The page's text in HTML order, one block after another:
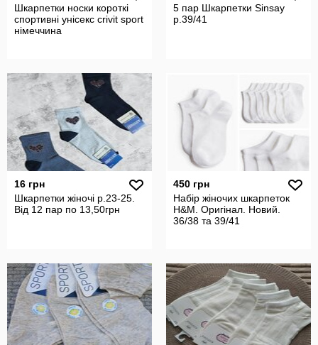
Шкарпетки носки короткі
спортивні унісекс crivit sport
німеччина
5 пар Шкарпетки Sinsay
р.39/41
16 грн
Шкарпетки жіночі р.23-25.
Від 12 пар по 13,50грн
450 грн
Набір жіночих шкарпеток
H&M. Оригінал. Новий.
36/38 та 39/41